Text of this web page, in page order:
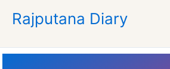
Rajputana Diary